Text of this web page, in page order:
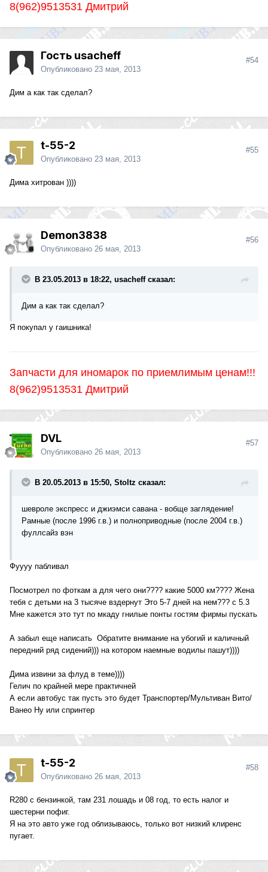
8(962)9513531 Дмитрий
Гость usacheff
Опубликовано 23 мая, 2013
#54
Дим а как так сделал?
t-55-2
Опубликовано 23 мая, 2013
#55
Дима хитрован ))))
Demon3838
Опубликовано 26 мая, 2013
#56
В 23.05.2013 в 18:22, usacheff сказал:
Дим а как так сделал?
Я покупал у гаишника!
Запчасти для иномарок по приемлимым ценам!!!
8(962)9513531 Дмитрий
DVL
Опубликовано 26 мая, 2013
#57
В 20.05.2013 в 15:50, Stoltz сказал:
шевроле экспресс и джиэмси савана - вобще заглядение!
Рамные (после 1996 г.в.) и полноприводные (после 2004 г.в.)
фуллсайз вэн
Фуууу пабливал
Посмотрел по фоткам а для чего они???? какие 5000 км???? Жена
тебя с детьми на 3 тысяче вздернут Это 5-7 дней на нем??? с 5.3
Мне кажется это тут по мкаду гнилые понты гостям фирмы пускать
А забыл еще написать Обратите внимание на убогий и каличный
передний ряд сидений))) на котором наемные водилы пашут))))
Дима извини за флуд в теме))))
Гелич по крайней мере практичней
А если автобус так пусть это будет Транспортер/Мультиван Вито/
Ванео Ну или спринтер
t-55-2
Опубликовано 26 мая, 2013
#58
R280 с бензинкой, там 231 лошадь и 08 год, то есть налог и
шестерни пофиг.
Я на это авто уже год облизываюсь, только вот низкий клиренс
пугает.